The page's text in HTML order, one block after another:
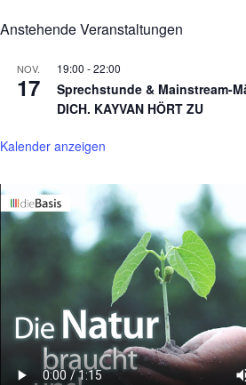
Anstehende Veranstaltungen
NOV.
17
19:00 -22:00
Sprechstunde & Mainstream-
DICH. KAYVAN HÖRT ZU
Kalender anzeigen